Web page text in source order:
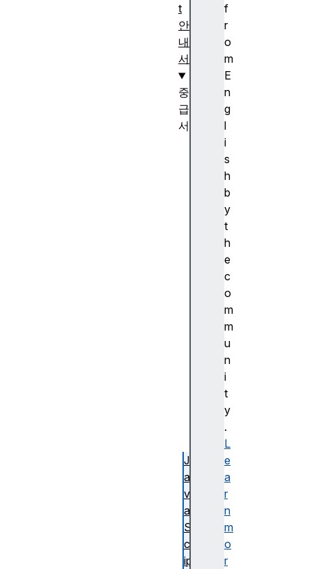
f
r
o
m
E
n
g
l
i
s
h
b
y
t
h
e
c
o
m
m
u
n
i
t
y
.
L
e
a
r
n
m
o
r
t
안
내
서
중
급
서
J
a
v
a
S
cr
ip